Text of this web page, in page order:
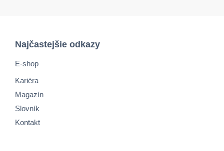
Najčastejšie odkazy
E-shop
Kariéra
Magazín
Slovník
Kontakt